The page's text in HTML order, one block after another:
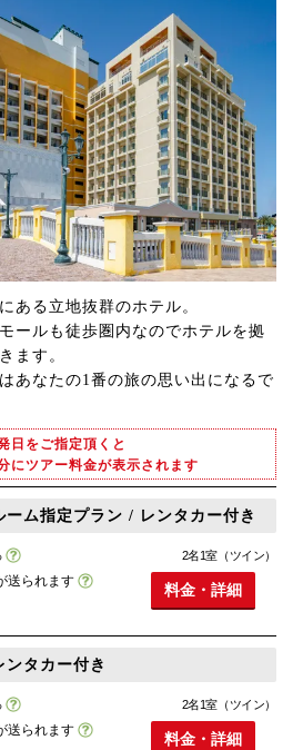
ある立地抜群のホテル。
ールも徒歩圏内なのでホテルを拠
ます。
あなたの1番の旅の思い出になるで
日をご指定頂くと
にツアー料金が表示されます
ーム指定プラン / レンタカー付き
送られます
2名1室（ツイン）
料金・詳細
タカー付き
送られます
2名1室（ツイン）
料金・詳細